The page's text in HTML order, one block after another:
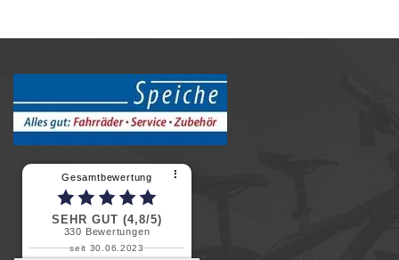
Gesamtbewertung ⠇
SEHR GUT (4,8/5)
330 Bewertungen
seit 30.06.2023